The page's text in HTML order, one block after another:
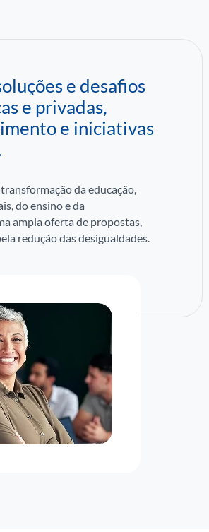
e desafios
e privadas,
e iniciativas
da educação,
do ensino e da
ampla oferta de propostas,
redução das desigualdades.